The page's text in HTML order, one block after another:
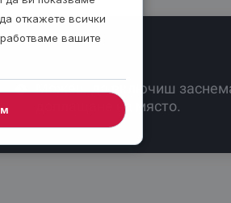
Можеш да включиш
доплащане на място.
откажете всички
вашите